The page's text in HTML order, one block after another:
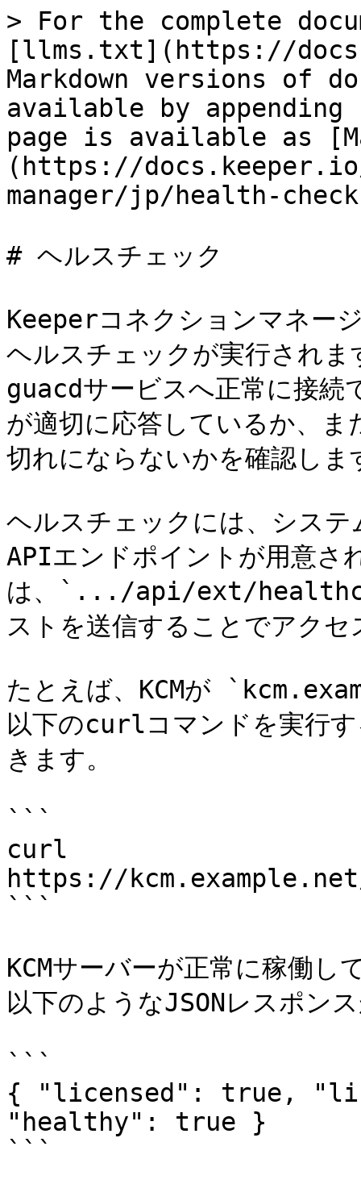
> For the complete
[llms.txt](https://
Markdown versions of
available by
page is available as
(https://
manager/jp/health-
# ヘルスチェック
Keeperコネクションマネー
ヘルスチェックが実行され
guacdサービスへ正常に接続
が適切に応答しているか、ま
切れにならないかを確認しま
ヘルスチェックには、システ
APIエンドポイントが用意さ
は、`.../api/ext/
ストを送信することでアク
たとえば、KCMが
以下のcurlコマンドを実行
きます。
```
curl
https://
```
KCMサーバーが正常に稼働
以下のようなJSONレスポン
```
{ "licensed": true,
"healthy": true }
```